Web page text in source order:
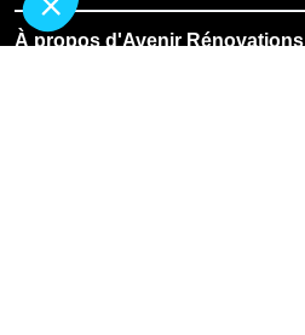
À propos d'Avenir Rénovations